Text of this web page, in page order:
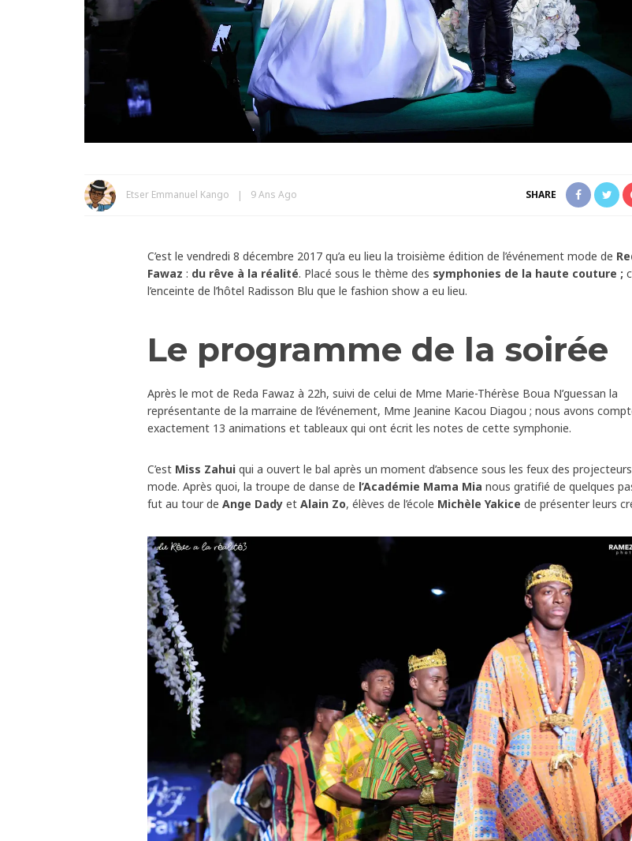
Etser Emmanuel Kango 9 Ans Ago SHARE
C’est le vendredi 8 décembre 2017 qu’a eu lieu la troisième édition de l’événement mode de
Fawaz : du rêve à la réalité. Placé sous le thème des symphonies de la haute couture ;
l’enceinte de l’hôtel Radisson Blu que le fashion show a eu lieu.
Le programme de la soirée
Après le mot de Reda Fawaz à 22h, suivi de celui de Mme Marie-Thérèse Boua N’guessan la
représentante de la marraine de l’événement, Mme Jeanine Kacou Diagou ; nous avons
exactement 13 animations et tableaux qui ont écrit les notes de cette symphonie.
C’est Miss Zahui qui a ouvert le bal après un moment d’absence sous les feux des
mode. Après quoi, la troupe de danse de l’Académie Mama Mia nous gratifié de quelques
fut au tour de Ange Dady et Alain Zo, élèves de l’école Michèle Yakice de présenter leurs